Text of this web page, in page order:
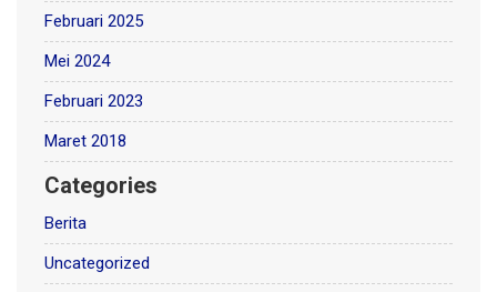
Februari 2025
Mei 2024
Februari 2023
Maret 2018
Categories
Berita
Uncategorized